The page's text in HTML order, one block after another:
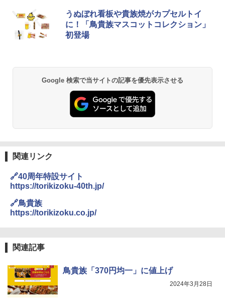
うぬぼれ看板や貴族焼がカプセルトイ
に！「鳥貴族マスコットコレクション」
初登場
Google 検索で当サイトの記事を優先表示させる
関連リンク
🔗40周年特設サイト
https://torikizoku-40th.jp/
🔗鳥貴族
https://torikizoku.co.jp/
関連記事
鳥貴族「370円均一」に値上げ
2024年3月28日